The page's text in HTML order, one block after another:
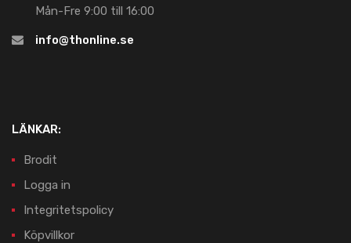
Mån-Fre 9:00 till 16:00
info@thonline.se
LÄNKAR:
Brodit
Logga in
Integritetspolicy
Köpvillkor